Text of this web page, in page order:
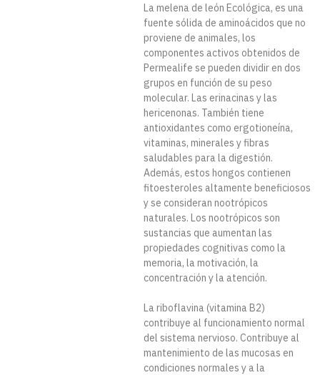
La melena de león Ecológica, es una
fuente sólida de aminoácidos que no
proviene de animales, los
componentes activos obtenidos de
Permealife se pueden dividir en dos
grupos en función de su peso
molecular. Las erinacinas y las
hericenonas. También tiene
antioxidantes como ergotioneína,
vitaminas, minerales y fibras
saludables para la digestión.
Además, estos hongos contienen
fitoesteroles altamente beneficiosos
y se consideran nootrópicos
naturales. Los nootrópicos son
sustancias que aumentan las
propiedades cognitivas como la
memoria, la motivación, la
concentración y la atención.
La riboflavina (vitamina B2)
contribuye al funcionamiento normal
del sistema nervioso. Contribuye al
mantenimiento de las mucosas en
condiciones normales y a la